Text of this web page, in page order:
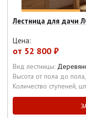
Лестница для дачи
Цена:
от 52 800 ₽
Вид лестницы:
Высота от пола до
Количество ступеней,